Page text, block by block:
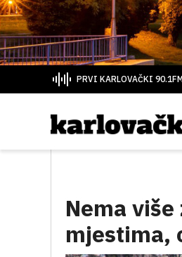
PRVI KARLOVAČKI
Nema
mjestima,